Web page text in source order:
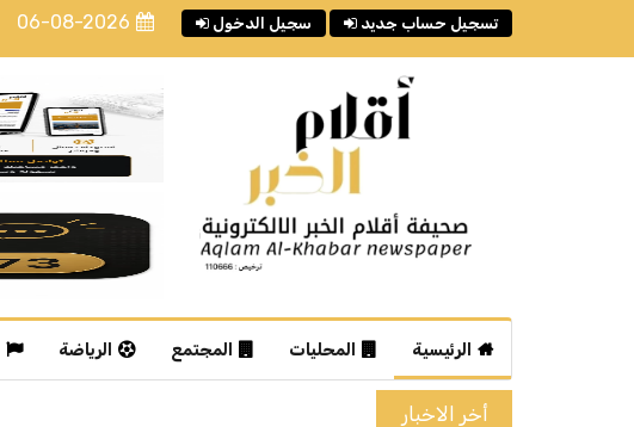
06-08-2026 سجيل الدخول تسجيل حساب جديد
الرئيسية المحليات المجتمع الرياضة
أخر الاخبار